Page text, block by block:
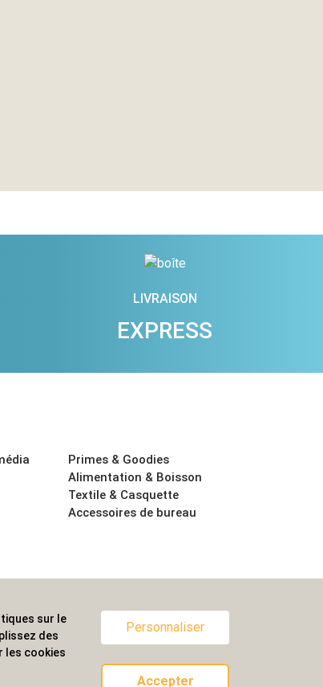
LIVRAISON
EXPRESS
Primes & Goodies
Alimentation & Boisson
Textile & Casquette
Accessoires de bureau
sur le
des
les cookies
Personnaliser
Accepter